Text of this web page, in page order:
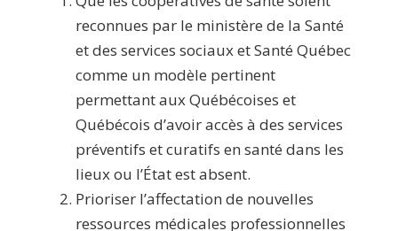
reconnues par le ministère de la Santé
et des services sociaux et Santé Québec
comme un modèle pertinent
permettant aux Québécoises et
Québécois d’avoir accès à des services
préventifs et curatifs en santé dans les
lieux ou l’État est absent.
Prioriser l’affectation de nouvelles
ressources médicales professionnelles